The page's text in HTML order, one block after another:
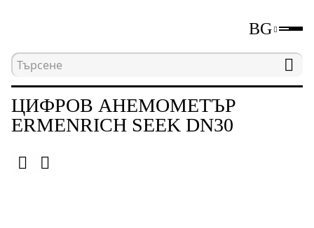
BG
Начална страница Уреди за
ЦИФРОВ АНЕМОМЕТЪР
ERMENRICH SEEK DN30